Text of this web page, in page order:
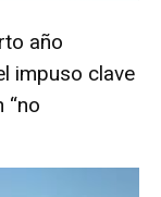
año
impuso clave
“no